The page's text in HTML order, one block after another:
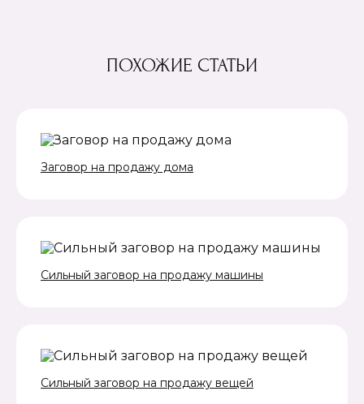
ПОХОЖИЕ СТАТЬИ
Заговор на продажу дома
Сильный заговор на продажу машины
Сильный заговор на продажу вещей